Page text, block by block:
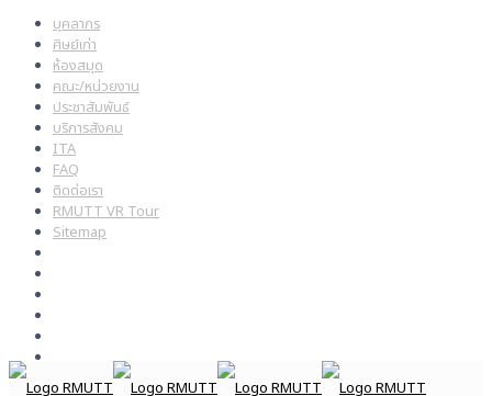
บุคลากร
ศิษย์เก่า
ห้องสมุด
คณะ/หน่วยงาน
ประชาสัมพันธ์
บริการสังคม
ITA
FAQ
ติดต่อเรา
RMUTT VR Tour
Sitemap